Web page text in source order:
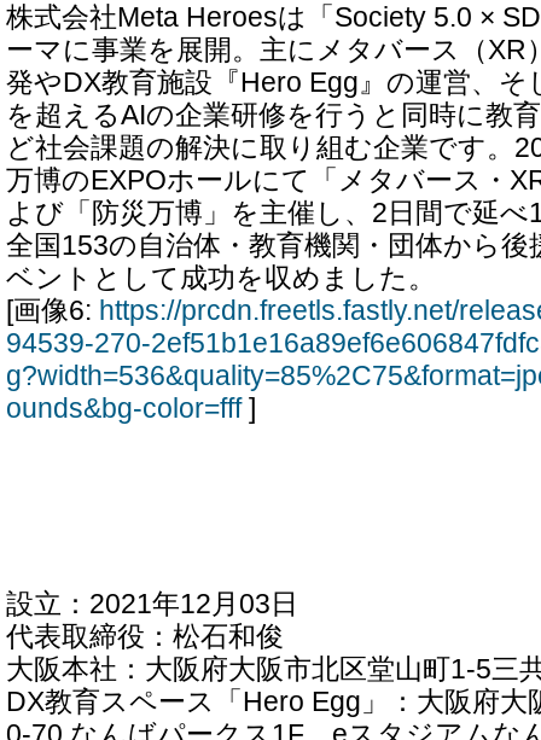
株式会社Meta Heroesは「Society 5.0 ×
ーマに事業を展開。主にメタバース（XR
発やDX教育施設『Hero Egg』の運営、そ
を超えるAIの企業研修を行うと同時に教
ど社会課題の解決に取り組む企業です。
万博のEXPOホールにて「メタバース・
よび「防災万博」を主催し、2日間で延べ
全国153の自治体・教育機関・団体から
ベントとして成功を収めました。
[画像6: https://prcdn.freetls.fastly.net/
94539-270-
ounds&bg-color=fff]
設立：2021年12月03日
代表取締役：松石和俊
大阪本社：大阪府大阪市北区堂山町1-5三
DX教育スペース「Hero Egg」：大阪府大